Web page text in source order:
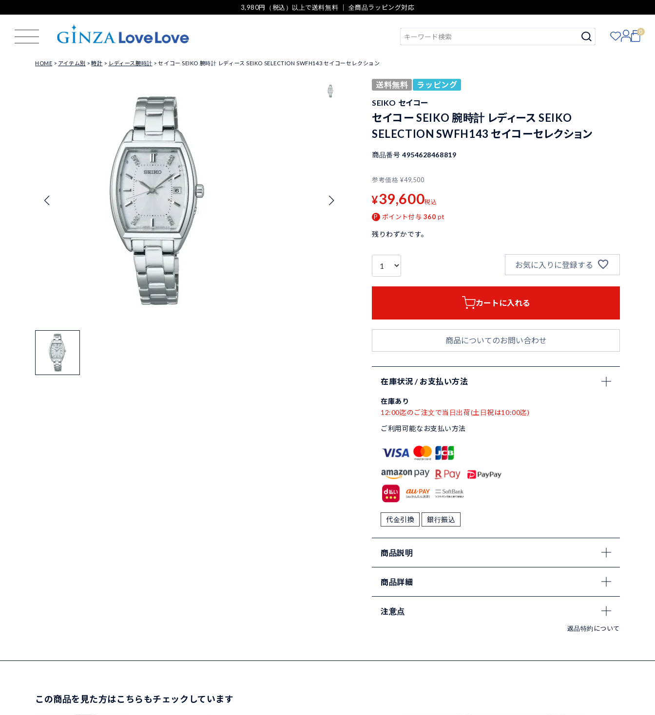
3,980円（税込）以上で送料無料 ｜ 全商品ラッピング対応
0
HOME アイテム別 時計 レディース腕時計 セイコー SEIKO 腕時計 レディース SEIKO SELECTION SWFH143 セイコーセレクション
送料無料
ラッピング
SEIKO セイコー
セイコー SEIKO 腕時計 レディース SEIKO
SELECTION SWFH143 セイコーセレクション
商品番号 4954628468819
参考価格 ¥49,500
¥39,600税込
ポイント付与 360 pt
残りわずかです。
お気に入りに登録する
カートに入れる
商品についてのお問い合わせ
在庫状況 / お支払い方法
在庫あり
12:00迄のご注文で当日出荷(土日祝は10:00迄)
ご利用可能なお支払い方法
代金引換 銀行振込
商品説明
商品詳細
注意点
返品特約について
この商品を見た方はこちらもチェックしています